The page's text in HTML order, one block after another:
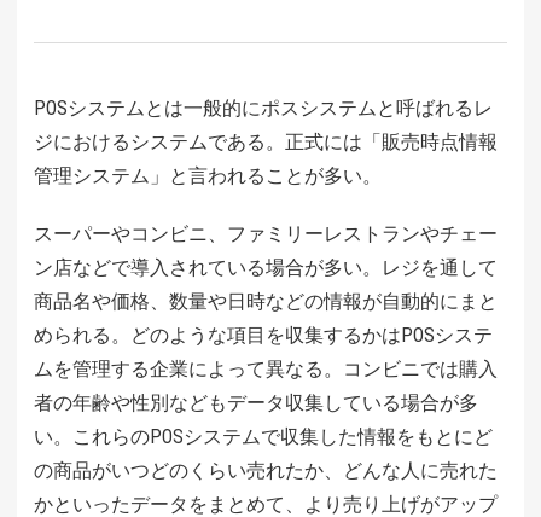
POSシステムとは一般的にポスシステムと呼ばれるレ
ジにおけるシステムである。正式には「販売時点情報
管理システム」と言われることが多い。
スーパーやコンビニ、ファミリーレストランやチェー
ン店などで導入されている場合が多い。レジを通して
商品名や価格、数量や日時などの情報が自動的にまと
められる。どのような項目を収集するかはPOSシステ
ムを管理する企業によって異なる。コンビニでは購入
者の年齢や性別などもデータ収集している場合が多
い。これらのPOSシステムで収集した情報をもとにど
の商品がいつどのくらい売れたか、どんな人に売れた
かといったデータをまとめて、より売り上げがアップ